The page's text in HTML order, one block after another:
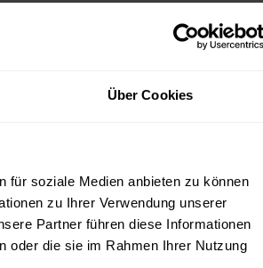
Über Cookies
für soziale Medien anbieten zu können
zu Ihrer Verwendung unserer
Partner führen diese Informationen
oder die sie im Rahmen Ihrer Nutzung
Fällen müssen für die Lieferung
sich die Zollvorschriften von
Zollbehörde einzuholen.